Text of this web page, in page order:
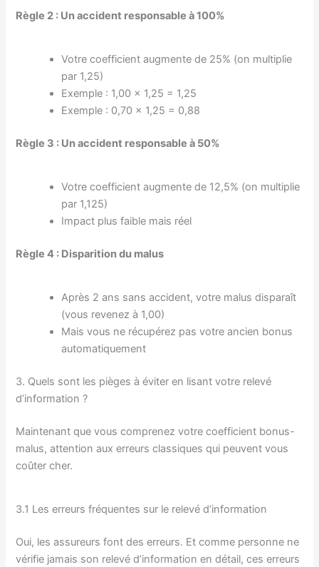
Règle 2 : Un accident responsable à 100%
Votre coefficient augmente de 25% (on multiplie
par 1,25)
Exemple : 1,00 × 1,25 = 1,25
Exemple : 0,70 × 1,25 = 0,88
Règle 3 : Un accident responsable à 50%
Votre coefficient augmente de 12,5% (on multiplie
par 1,125)
Impact plus faible mais réel
Règle 4 : Disparition du malus
Après 2 ans sans accident, votre malus disparaît
(vous revenez à 1,00)
Mais vous ne récupérez pas votre ancien bonus
automatiquement
3. Quels sont les pièges à éviter en lisant votre relevé
d’information ?
Maintenant que vous comprenez votre coefficient bonus-
malus, attention aux erreurs classiques qui peuvent vous
coûter cher.
3.1 Les erreurs fréquentes sur le relevé d’information
Oui, les assureurs font des erreurs. Et comme personne ne
vérifie jamais son relevé d’information en détail, ces erreurs